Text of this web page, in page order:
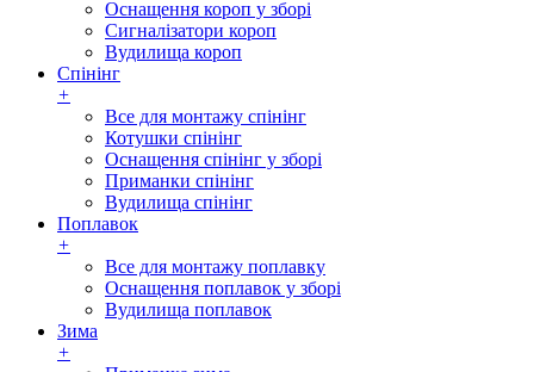
Оснащення короп у зборі
Сигналізатори короп
Вудилища короп
Спінінг
+
Все для монтажу спінінг
Котушки спінінг
Оснащення спінінг у зборі
Приманки спінінг
Вудилища спінінг
Поплавок
+
Все для монтажу поплавку
Оснащення поплавок у зборі
Вудилища поплавок
Зима
+